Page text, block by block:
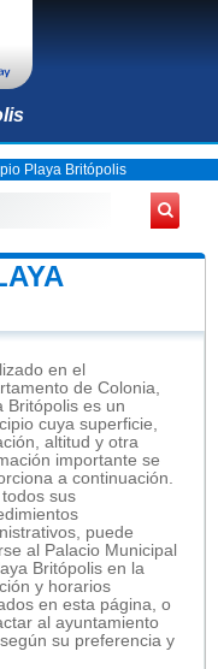
Playa Britópolis
en el
de Colonia,
Britópolis es un
cuya superficie,
altitud y otra
importante se
a continuación.
sus
puede
al Palacio Municipal
Britópolis en la
y horarios
en esta página, o
al ayuntamiento
su preferencia y